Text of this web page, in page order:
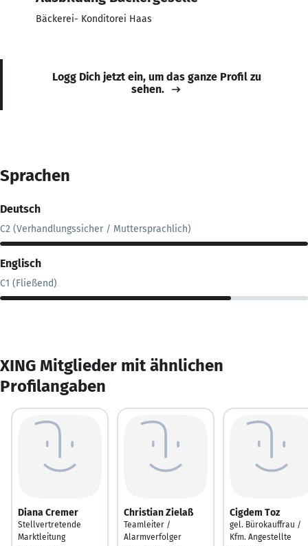
Bäckerei- Konditorei Haas
Logg Dich jetzt ein, um das ganze Profil zu
sehen.
Sprachen
Deutsch
C2 (Verhandlungssicher / Muttersprachlich)
Englisch
C1 (Fließend)
XING Mitglieder mit ähnlichen
Profilangaben
Diana Cremer
Stellvertretende
Marktleitung
Christian Zielaß
Teamleiter /
Alarmverfolger
Cigdem Toz
gel. Bürokauffrau /
Kfm. Angestellte